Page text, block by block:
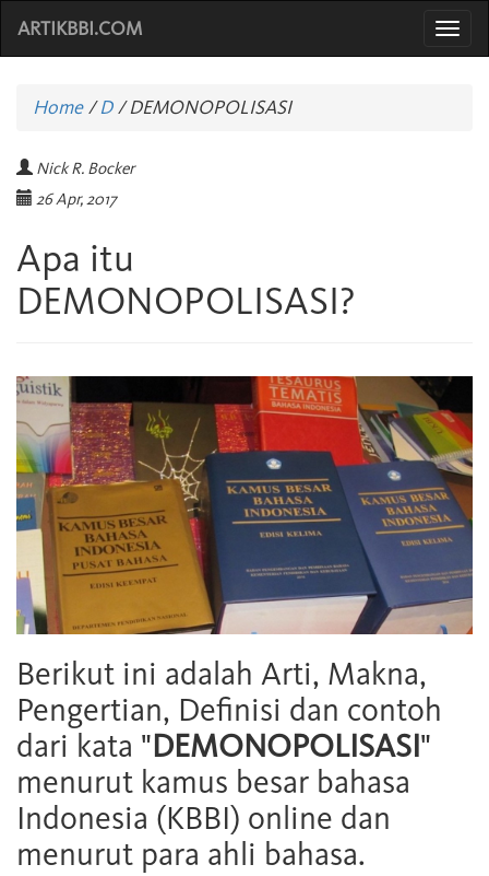
ARTIKBBI.COM
Home/D /DEMONOPOLISASI
Nick R. Bocker
26 Apr, 2017
Apa itu
DEMONOPOLISASI?
Berikut ini adalah Arti, Makna,
Pengertian, Definisi dan contoh
dari kata "DEMONOPOLISASI"
menurut kamus besar bahasa
Indonesia (KBBI) online dan
menurut para ahli bahasa.